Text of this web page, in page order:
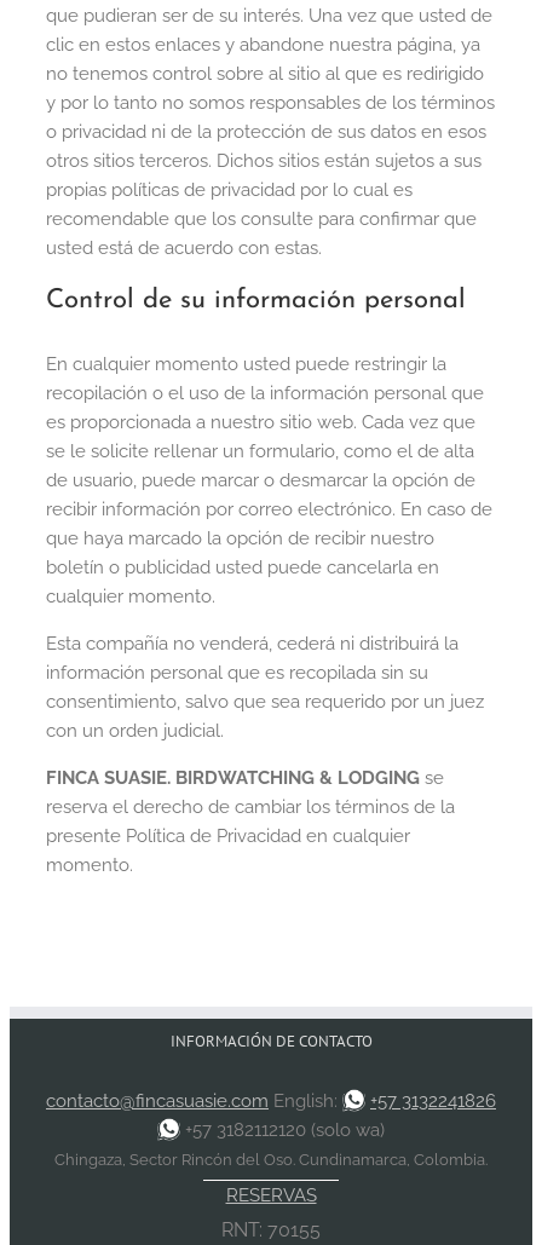
que pudieran ser de su interés. Una vez que usted de
clic en estos enlaces y abandone nuestra página, ya
no tenemos control sobre al sitio al que es redirigido
y por lo tanto no somos responsables de los términos
o privacidad ni de la protección de sus datos en esos
otros sitios terceros. Dichos sitios están sujetos a sus
propias políticas de privacidad por lo cual es
recomendable que los consulte para confirmar que
usted está de acuerdo con estas.
Control de su información personal
En cualquier momento usted puede restringir la
recopilación o el uso de la información personal que
es proporcionada a nuestro sitio web. Cada vez que
se le solicite rellenar un formulario, como el de alta
de usuario, puede marcar o desmarcar la opción de
recibir información por correo electrónico. En caso de
que haya marcado la opción de recibir nuestro
boletín o publicidad usted puede cancelarla en
cualquier momento.
Esta compañía no venderá, cederá ni distribuirá la
información personal que es recopilada sin su
consentimiento, salvo que sea requerido por un juez
con un orden judicial.
FINCA SUASIE. BIRDWATCHING & LODGINGse
reserva el derecho de cambiar los términos de la
presente Política de Privacidad en cualquier
momento.
INFORMACIÓN DE CONTACTO
contacto@fincasuasie.com English:
+57 3132241826
+57 3182112120 (solo wa)
Chingaza, Sector Rincón del Oso. Cundinamarca, Colombia.
RESERVAS
RNT: 70155